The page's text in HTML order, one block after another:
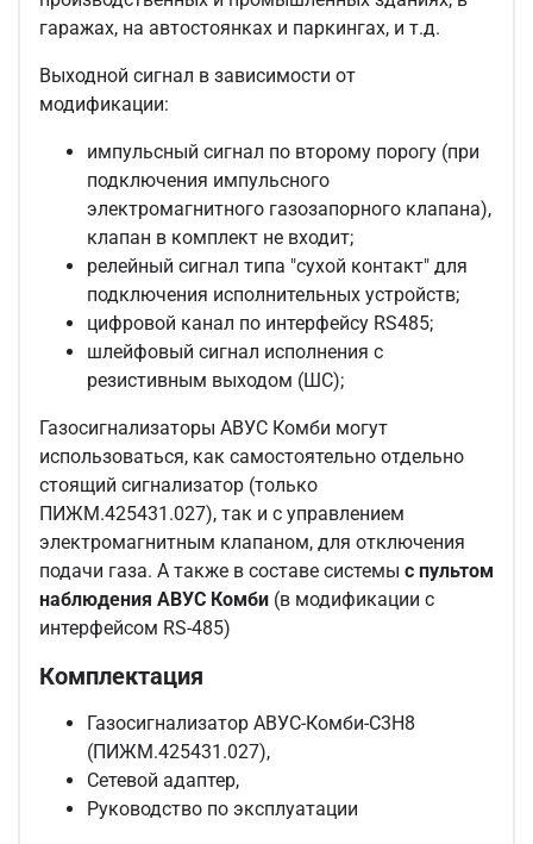
гаражах, на автостоянках и паркингах, и т.д.
Выходной сигнал в зависимости от
модификации:
импульсный сигнал по второму порогу (при
подключения импульсного
электромагнитного газозапорного клапана),
клапан в комплект не входит;
релейный сигнал типа "сухой контакт" для
подключения исполнительных устройств;
цифровой канал по интерфейсу RS485;
шлейфовый сигнал исполнения с
резистивным выходом (ШС);
Газосигнализаторы АВУС Комби могут
использоваться, как самостоятельно отдельно
стоящий сигнализатор (только
ПИЖМ.425431.027), так и с управлением
электромагнитным клапаном, для отключения
подачи газа. А также в составе системы с пультом
наблюдения АВУС Комби (в модификации с
интерфейсом RS-485)
Комплектация
Газосигнализатор АВУС-Комби-С3Н8
(ПИЖМ.425431.027),
Сетевой адаптер,
Руководство по эксплуатации